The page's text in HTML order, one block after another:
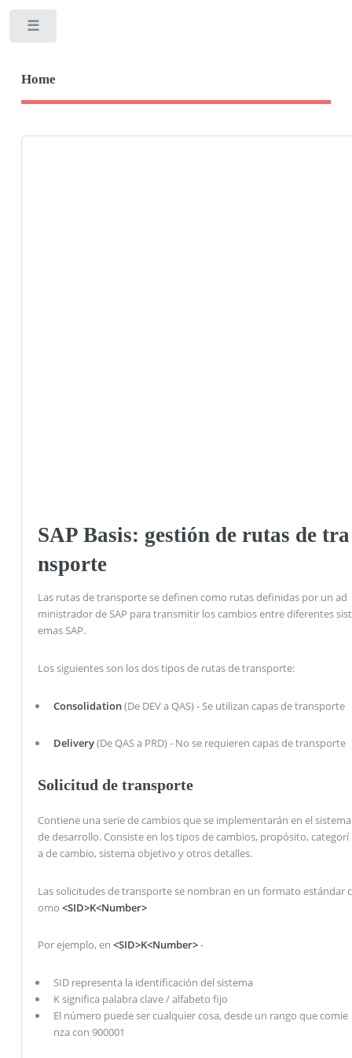
Home
SAP Basis: gestión de rutas de tra
nsporte
Las rutas de transporte se definen como rutas definidas por un ad
ministrador de SAP para transmitir los cambios entre diferentes sist
emas SAP.
Los siguientes son los dos tipos de rutas de transporte:
Consolidation(De DEV a QAS) - Se utilizan capas de transporte
Delivery(De QAS a PRD) - No se requieren capas de transporte
Solicitud de transporte
Contiene una serie de cambios que se implementarán en el sistema
de desarrollo. Consiste en los tipos de cambios, propósito, categorí
a de cambio, sistema objetivo y otros detalles.
Las solicitudes de transporte se nombran en un formato estándar c
omo <SID>K<Number>
Por ejemplo, en <SID>K<Number>-
SID representa la identificación del sistema
K significa palabra clave / alfabeto fijo
El número puede ser cualquier cosa, desde un rango que comie
nza con 900001